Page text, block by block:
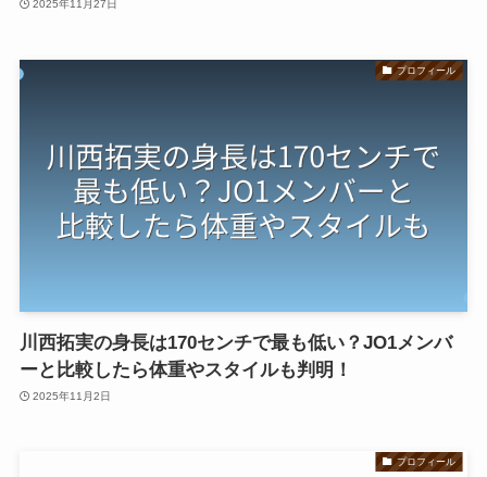
2025年11月27日
プロフィール
川西拓実の身長は170センチで最も低い？JO1メンバ
ーと比較したら体重やスタイルも判明！
2025年11月2日
プロフィール